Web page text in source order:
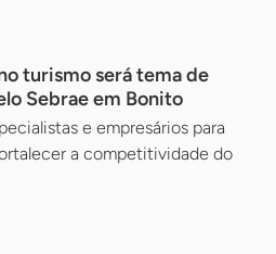
turismo será tema de
Sebrae em Bonito
e empresários para
a competitividade do